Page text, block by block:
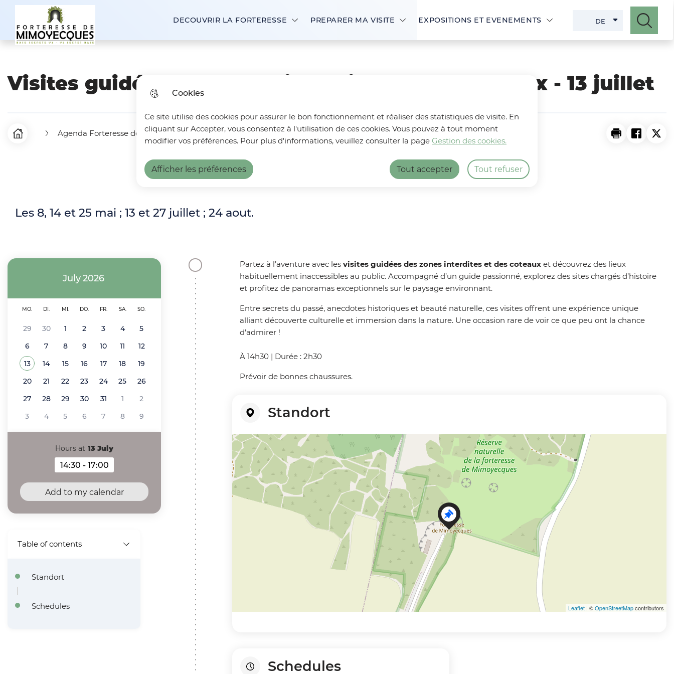
Cookies
Ce site utilise des cookies pour assurer le bon fonctionnement et réaliser des statistiques de visite. En
cliquant sur Accepter, vous consentez à l'utilisation de ces cookies. Vous pouvez à tout moment
modifier vos préférences. Pour plus d'informations, veuillez consulter la page Gestion des cookies.
Afficher les préférences Tout accepter Tout refuser
Forteresse de Mimoyecques
DECOUVRIR LA FORTERESSE PREPARER MA VISITE EXPOSITIONS ET EVENEMENTS DE
DEUTSCH ACTIVE
Visites guidées des zones interdites et des coteaux - 13 juillet
P
n
v
g
Startseite Agenda Forteresse de Mimoyecques Visites guidées des zones interdites et des coteaux - 13 juillet Print the
Share
Les 8, 14 et 25 mai ; 13 et 27 juillet ; 24 aout.
July2026
MO. DI. MI. DO. FR. SA. SO.
29 30 1 2 3 4
5
6
7 8 9 10 11 12
See all the events of
13July 2026
14 15 16 17 18
19
20
21 22 23 24 25
26
27
28 29 30 31 1
2
3
4 5 6 7 8 9
Hours at 13 July
Hours at 13 July 2026
14:30 - 17:00
Add to my calendar
Table of contents
Standort
Schedules
Partez à l’aventure avec les visites guidées des zones interdites et des coteaux et découvrez des lieux
habituellement inaccessibles au public. Accompagné d’un guide passionné, explorez des sites chargés d’histoire
et profitez de panoramas exceptionnels sur le paysage environnant.
Entre secrets du passé, anecdotes historiques et beauté naturelle, ces visites offrent une expérience unique
alliant découverte culturelle et immersion dans la nature. Une occasion rare de voir ce que peu ont la chance
d’admirer !
À 14h30 | Durée : 2h30
Prévoir de bonnes chaussures.
Standort
+
−
Leaflet | ©OpenStreetMapcontributors
Schedules